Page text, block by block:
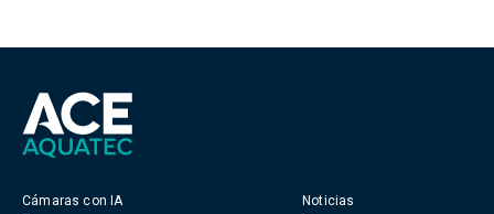
Cámaras con IA
Noticias